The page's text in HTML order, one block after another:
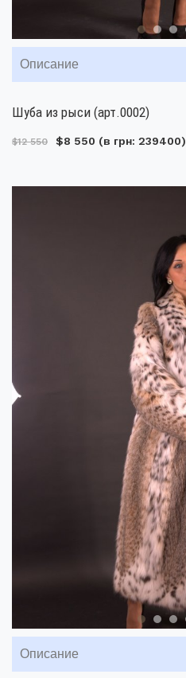
Описание
Шуба из рыси (арт.0002)
$12 550 $8 550 (в грн: 239400)
Описание